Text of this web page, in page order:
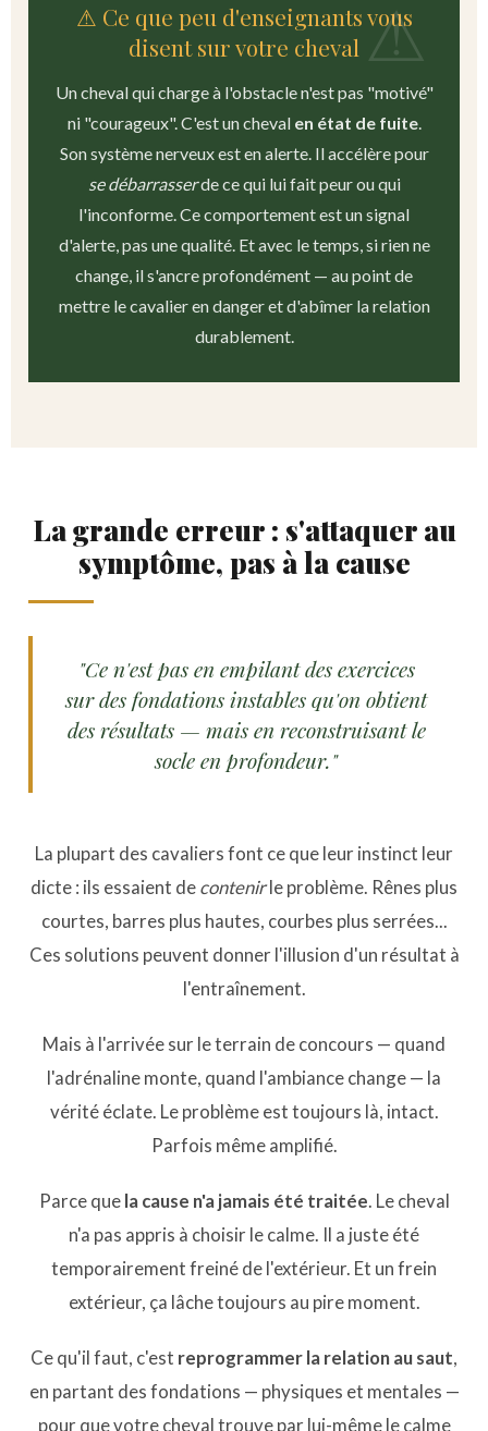
⚠ Ce que peu d'enseignants vous
disent sur votre cheval
Un cheval qui charge à l'obstacle n'est pas "motivé"
ni "courageux". C'est un cheval en état de fuite.
Son système nerveux est en alerte. Il accélère pour
se débarrasserde ce qui lui fait peur ou qui
l'inconforme. Ce comportement est un signal
d'alerte, pas une qualité. Et avec le temps, si rien ne
change, il s'ancre profondément — au point de
mettre le cavalier en danger et d'abîmer la relation
durablement.
La grande erreur : s'attaquer au
symptôme, pas à la cause
"Ce n'est pas en empilant des exercices
sur des fondations instables qu'on obtient
des résultats — mais en reconstruisant le
socle en profondeur."
La plupart des cavaliers font ce que leur instinct leur
dicte : ils essaient decontenirle problème. Rênes plus
courtes, barres plus hautes, courbes plus serrées...
Ces solutions peuvent donner l'illusion d'un résultat à
l'entraînement.
Mais à l'arrivée sur le terrain de concours — quand
l'adrénaline monte, quand l'ambiance change — la
vérité éclate. Le problème est toujours là, intact.
Parfois même amplifié.
Parce quela cause n'a jamais été traitée. Le cheval
n'a pas appris à choisir le calme. Il a juste été
temporairement freiné de l'extérieur. Et un frein
extérieur, ça lâche toujours au pire moment.
Ce qu'il faut, c'est reprogrammer la relation au saut,
en partant des fondations — physiques et mentales —
pour que votre cheval trouve par lui-même le calme